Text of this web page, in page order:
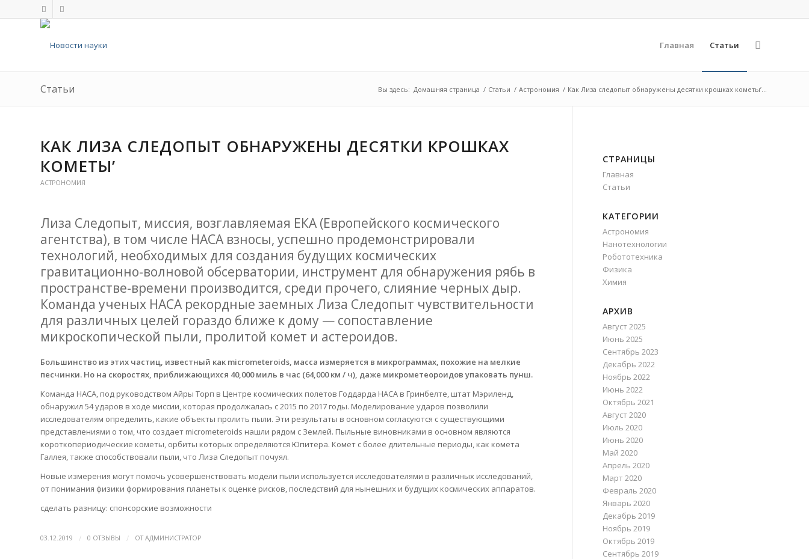
Главная Статьи
Статьи Вы здесь: Домашняя страница / Статьи / Астрономия / Как Лиза следопыт обнаружены десятки крошках кометы’...
КАК ЛИЗА СЛЕДОПЫТ ОБНАРУЖЕНЫ ДЕСЯТКИ КРОШКАХ
КОМЕТЫ’
АСТРОНОМИЯ
Лиза Следопыт, миссия, возглавляемая ЕКА (Европейского космического
агентства), в том числе НАСА взносы, успешно продемонстрировали
технологий, необходимых для создания будущих космических
гравитационно-волновой обсерватории, инструмент для обнаружения рябь в
пространстве-времени производится, среди прочего, слияние черных дыр.
Команда ученых НАСА рекордные заемных Лиза Следопыт чувствительности
для различных целей гораздо ближе к дому — сопоставление
микроскопической пыли, пролитой комет и астероидов.
Большинство из этих частиц, известный как micrometeroids, масса измеряется в микрограммах, похожие на мелкие
песчинки. Но на скоростях, приближающихся 40,000 миль в час (64,000 км / ч), даже микрометеороидов упаковать пунш.
Команда НАСА, под руководством Айры Торп в Центре космических полетов Годдарда НАСА в Гринбелте, штат Мэриленд,
обнаружил 54 ударов в ходе миссии, которая продолжалась с 2015 по 2017 годы. Моделирование ударов позволили
исследователям определить, какие объекты пролить пыли. Эти результаты в основном согласуются с существующими
представлениями о том, что создает micrometeroids нашли рядом с Землей. Пыльные виновниками в основном являются
короткопериодические кометы, орбиты которых определяются Юпитера. Комет с более длительные периоды, как комета
Галлея, также способствовали пыли, что Лиза Следопыт почуял.
Новые измерения могут помочь усовершенствовать модели пыли используется исследователями в различных исследований,
от понимания физики формирования планеты к оценке рисков, последствий для нынешних и будущих космических аппаратов.
сделать разницу: спонсорские возможности
03.12.2019 / 0 ОТЗЫВЫ / ОТАДМИНИСТРАТОР
СТРАНИЦЫ
Главная
Статьи
КАТЕГОРИИ
Астрономия
Нанотехнологии
Робототехника
Физика
Химия
АРХИВ
Август 2025
Июнь 2025
Сентябрь 2023
Декабрь 2022
Ноябрь 2022
Июнь 2022
Октябрь 2021
Август 2020
Июль 2020
Июнь 2020
Май 2020
Апрель 2020
Март 2020
Февраль 2020
Январь 2020
Декабрь 2019
Ноябрь 2019
Октябрь 2019
Сентябрь 2019